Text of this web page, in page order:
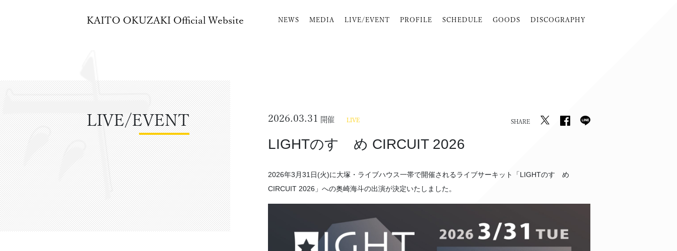
KAITO OKUZAKI Official Website NEWS MEDIA LIVE/EVENT PROFILE SCHEDULE GOODS DISCOGRAPHY
LIVE/EVENT 2026.03.31 開催 LIVE SHARE
LIGHTのすゝめ CIRCUIT 2026
2026年3月31日(火)に大塚・ライブハウス一帯で開催されるライブサーキット「LIGHTのすゝめ
CIRCUIT 2026」への奥崎海斗の出演が決定いたしました。